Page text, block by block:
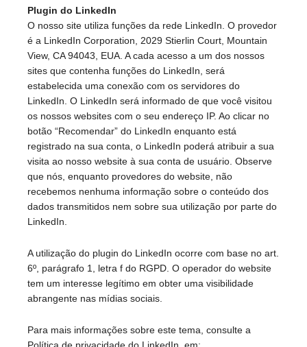
Plugin do LinkedIn
O nosso site utiliza funções da rede LinkedIn. O provedor
é a LinkedIn Corporation, 2029 Stierlin Court, Mountain
View, CA 94043, EUA. A cada acesso a um dos nossos
sites que contenha funções do LinkedIn, será
estabelecida uma conexão com os servidores do
LinkedIn. O LinkedIn será informado de que você visitou
os nossos websites com o seu endereço IP. Ao clicar no
botão “Recomendar” do LinkedIn enquanto está
registrado na sua conta, o LinkedIn poderá atribuir a sua
visita ao nosso website à sua conta de usuário. Observe
que nós, enquanto provedores do website, não
recebemos nenhuma informação sobre o conteúdo dos
dados transmitidos nem sobre sua utilização por parte do
LinkedIn.
A utilização do plugin do LinkedIn ocorre com base no art.
6º, parágrafo 1, letra f do RGPD. O operador do website
tem um interesse legítimo em obter uma visibilidade
abrangente nas mídias sociais.
Para mais informações sobre este tema, consulte a